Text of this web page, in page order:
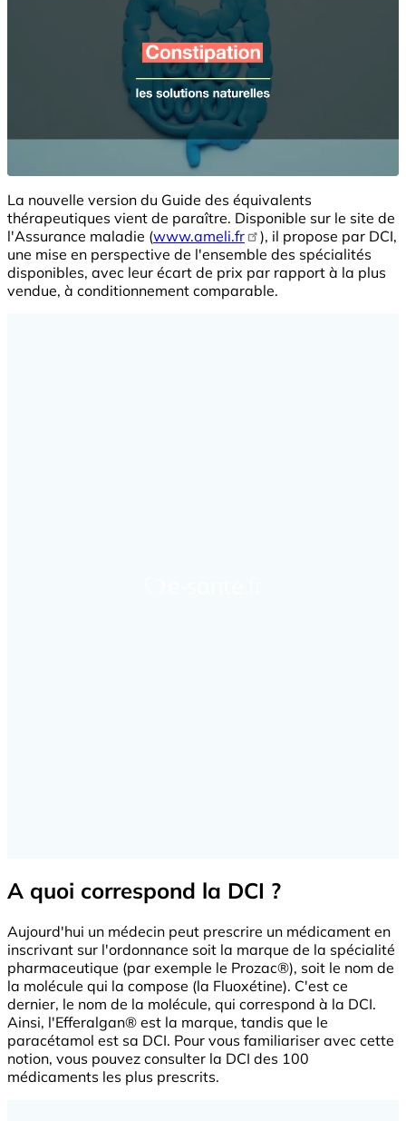
La nouvelle version du Guide des équivalents
thérapeutiques vient de paraître. Disponible sur le site de
l'Assurance maladie (www.ameli.fr
), il propose par DCI,
une mise en perspective de l'ensemble des spécialités
disponibles, avec leur écart de prix par rapport à la plus
vendue, à conditionnement comparable.
A quoi correspond la DCI ?
Aujourd'hui un médecin peut prescrire un médicament en
inscrivant sur l'ordonnance soit la marque de la spécialité
pharmaceutique (par exemple le Prozac®), soit le nom de
la molécule qui la compose (la Fluoxétine). C'est ce
dernier, le nom de la molécule, qui correspond à la DCI.
Ainsi, l'Efferalgan® est la marque, tandis que le
paracétamol est sa DCI. Pour vous familiariser avec cette
notion, vous pouvez consulter la DCI des 100
médicaments les plus prescrits.